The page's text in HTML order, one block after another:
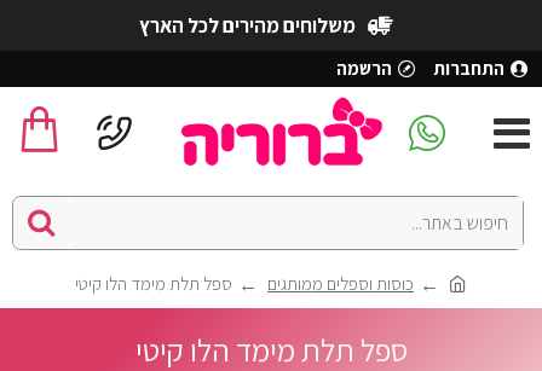
משלוחים מהירים לכל הארץ
התחברות הרשמה
כוסות וספלים ממותגים ספל תלת מימד הלו קיטי
ספל תלת מימד הלו קיטי